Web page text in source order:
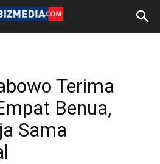
Terima
Benua,
Sama